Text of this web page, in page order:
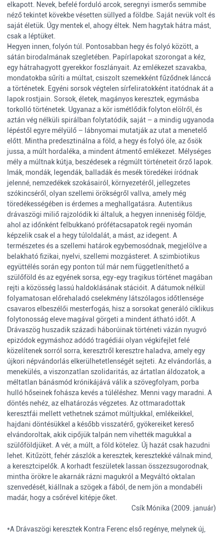
elkapott. Nevek, befelé forduló arcok, seregnyi ismerős semmibe
néző tekintet kövekbe vésetten süllyed a földbe. Saját nevük volt és
saját életük. Úgy mentek el, ahogy éltek. Nem hagytak hátra mást,
csak a léptüket.
Hegyen innen, folyón túl. Pontosabban hegy és folyó között, a
sátán birodalmának szegletében. Papírlapokat szorongat a kéz,
egy hátrahagyott gyerekkor foszlányait. Az emlékezet szavakba,
mondatokba sűríti a múltat, csiszolt szemekként fűződnek lánccá
a történetek. Egyéni sorsok végtelen sírfeliratokként itatódnak át a
lapok rostjain. Sorsok, életek, magányos keresztek, egymásba
torkolló történetek. Ugyanaz a kör ismétlődik folyton elölről, és
aztán vég nélküli spirálban folytatódik, saját – a mindig ugyanoda
lépéstől egyre mélyülő – lábnyomai mutatják az utat a menetelő
előtt. Mintha predesztinálna a föld, a hegy és folyó öle, az ősök
jussa, a múlt hordaléka, a mindent átmentő emlékezet. Mélységes
mély a múltnak kútja, beszédesek a régmúlt történeteit őrző lapok.
Imák, mondák, legendák, balladák és mesék töredékei íródnak
jelenné, nemzedékek szokásairól, környezetéről, jellegzetes
szókincséről, olyan szellemi örökségről vallva, amely még
töredékességében is érdemes a meghallgatásra. Autentikus
drávaszögi miliő rajzolódik ki általuk, a hegyen inneniség földje,
ahol az időnként felbukkanó prófétacsapatok regéi nyomán
képzelik csak el a hegy túloldalát, a mást, az idegent. A
természetes és a szellemi határok egybemosódnak, megjelölve a
belakható fizikai, nyelvi, szellemi mozgásteret. A szimbiotikus
együttélés során egy ponton túl már nem függetleníthető a
szülőföld és az egyének sorsa, egy-egy tragikus történet magában
rejti a közösség lassú haldoklásának stációit. A dátumok nélkül
folyamatosan előrehaladó cselekmény látszólagos időtlensége
csavaros elbeszélői mesterfogás, hisz a sorsokat generáló ciklikus
folytonosság eleve magával görgeti a mindent átható időt. A
Drávaszög huszadik századi háborúinak történeti vázán nyugvó
epizódok egymáshoz adódó tragédiái olyan végkifejlet felé
közelítenek sorról sorra, keresztről keresztre haladva, amely egy
újkori népvándorlás elkerülhetetlenségét sejteti. Az elvándorlás, a
menekülés, a viszonzatlan szolidaritás, az ártatlan áldozatok, a
méltatlan bánásmód krónikájává válik a szövegfolyam, porba
hulló hőseinek fohásza kevés a túléléshez. Menni vagy maradni. A
döntés nehéz, az elhatározás végzetes. Az ottmaradottak
keresztfái mellett vethetnek számot múltjukkal, emlékeikkel,
hajdani döntésükkel a később visszatérő, gyökereiket kereső
elvándoroltak, akik cipőjük talpán nem vihették magukkal a
szülőföldjüket. A vér, a múlt, a föld kötelez. Új hazát csak hazudni
lehet. Kitűzött, fehér zászlók a keresztek, keresztekké válnak mind,
a keresztcipelők. A korhadt feszületek lassan összezsugorodnak,
mintha örökre le akarnák rázni magukról a Megváltó oktalan
szenvedését, kiállnak a szögek a fából, de nem jön a mondabéli
madár, hogy a csőrével kitépje őket.
Csík Mónika (2009. január)
*A Drávaszögi keresztek Kontra Ferenc első regénye, melynek új,